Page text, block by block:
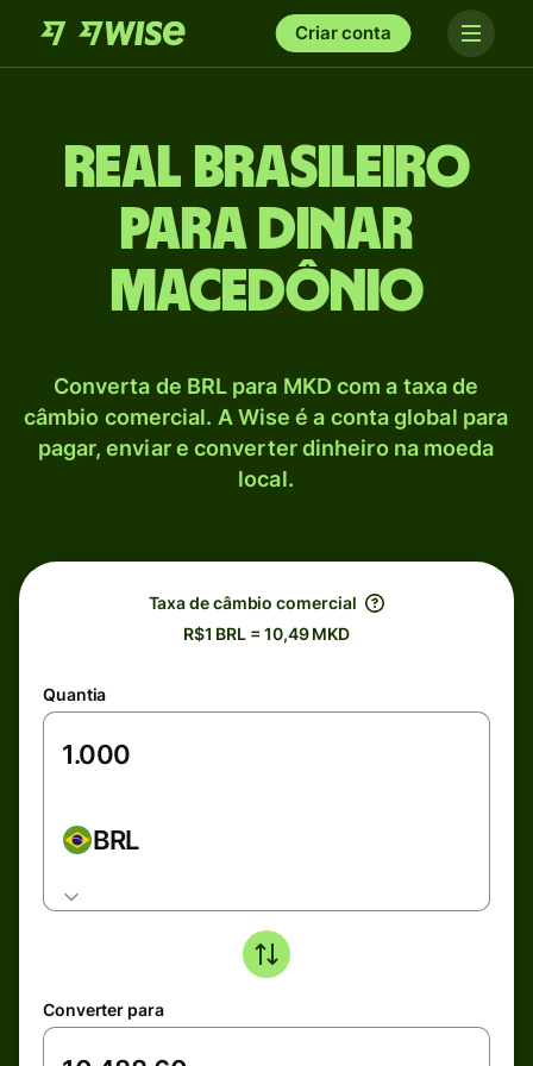
Criar conta
Real brasileiro
para Dinar
macedônio
Converta de BRL para MKD com a taxa de
câmbio comercial. A Wise é a conta global para
pagar, enviar e converter dinheiro na moeda
local.
Taxa de câmbio comercial
R$1 BRL = 10,49 MKD
Quantia
BRL
Converter para